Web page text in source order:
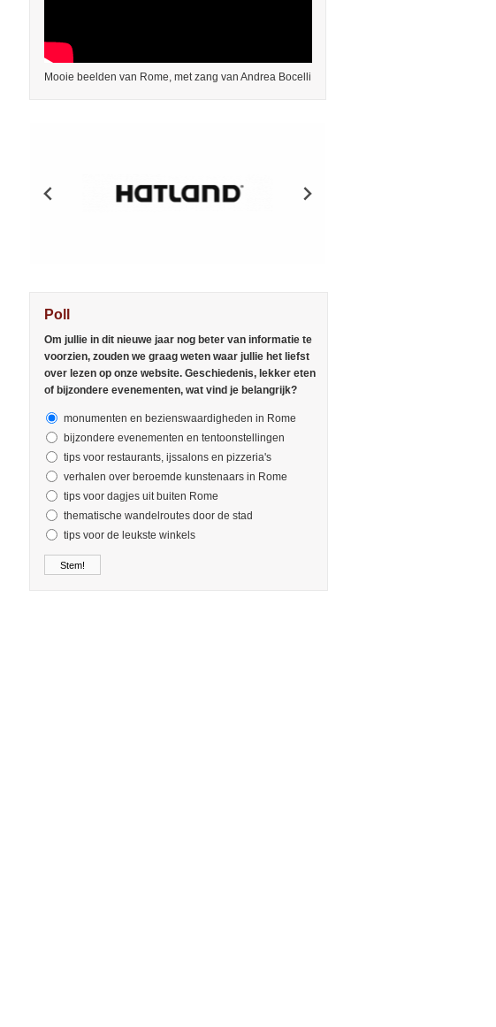
Mooie beelden van Rome, met zang van Andrea Bocelli
Poll
Om jullie in dit nieuwe jaar nog beter van informatie te
voorzien, zouden we graag weten waar jullie het liefst
over lezen op onze website. Geschiedenis, lekker eten
of bijzondere evenementen, wat vind je belangrijk?
monumenten en bezienswaardigheden in Rome
bijzondere evenementen en tentoonstellingen
tips voor restaurants, ijssalons en pizzeria's
verhalen over beroemde kunstenaars in Rome
tips voor dagjes uit buiten Rome
thematische wandelroutes door de stad
tips voor de leukste winkels